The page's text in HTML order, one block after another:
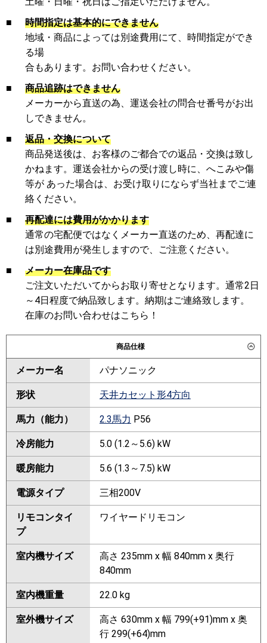
■
時間指定は基本的にできません
地域・商品によっては別途費用にて、時間指定ができ
る場
合もあります。お問い合わせください。
■
商品追跡はできません
メーカーから直送の為、運送会社の問合せ番号がお出
しできません。
■
返品・交換について
商品発送後は、お客様のご都合での返品・交換は致し
かねます。運送会社からの受け渡し時に、へこみや傷
等が あった場合は、お受け取りにならず当社までご連
絡ください。
■
再配達には費用がかかります
通常の宅配便ではなくメーカー直送のため、再配達に
は別途費用が発生しますので、ご注意ください。
■
メーカー在庫品です
ご注文いただいてからお取り寄せとなります。通常2日
～4日程度で納品致します。納期はご連絡致します。
在庫のお問い合わせはこちら！
商品仕様
メーカー名 パナソニック
形状 天井カセット形4方向
馬力（能力） 2.3馬力 P56
冷房能力 5.0 (1.2～5.6) kW
暖房能力 5.6 (1.3～7.5) kW
電源タイプ 三相200V
リモコンタイ
プ
ワイヤードリモコン
室内機サイズ
高さ 235mm x 幅 840mm x 奥行
840mm
室内機重量 22.0 kg
室外機サイズ
高さ 630mm x 幅 799(+91)mm x 奥
行 299(+64)mm